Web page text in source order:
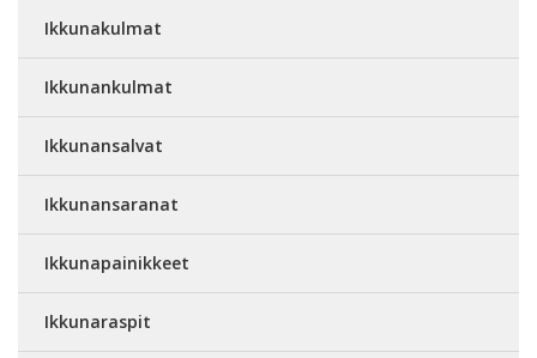
Ikkunakulmat
Ikkunankulmat
Ikkunansalvat
Ikkunansaranat
Ikkunapainikkeet
Ikkunaraspit